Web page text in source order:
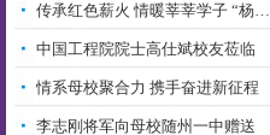
传承红色薪火 情暖莘莘学子 “杨…
中国工程院院士高仕斌校友莅临
随…情系母校聚合力 携手奋进新征程
—…李志刚将军向母校随州一中赠送